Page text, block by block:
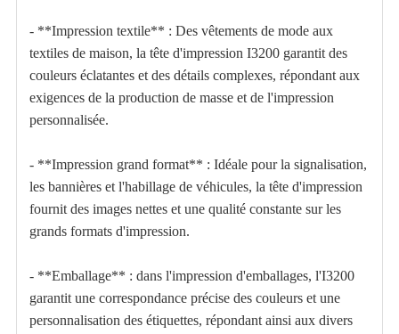
- **Impression textile** : Des vêtements de mode aux
textiles de maison, la tête d'impression I3200 garantit des
couleurs éclatantes et des détails complexes, répondant aux
exigences de la production de masse et de l'impression
personnalisée.
- **Impression grand format** : Idéale pour la signalisation,
les bannières et l'habillage de véhicules, la tête d'impression
fournit des images nettes et une qualité constante sur les
grands formats d'impression.
- **Emballage** : dans l'impression d'emballages, l'I3200
garantit une correspondance précise des couleurs et une
personnalisation des étiquettes, répondant ainsi aux divers